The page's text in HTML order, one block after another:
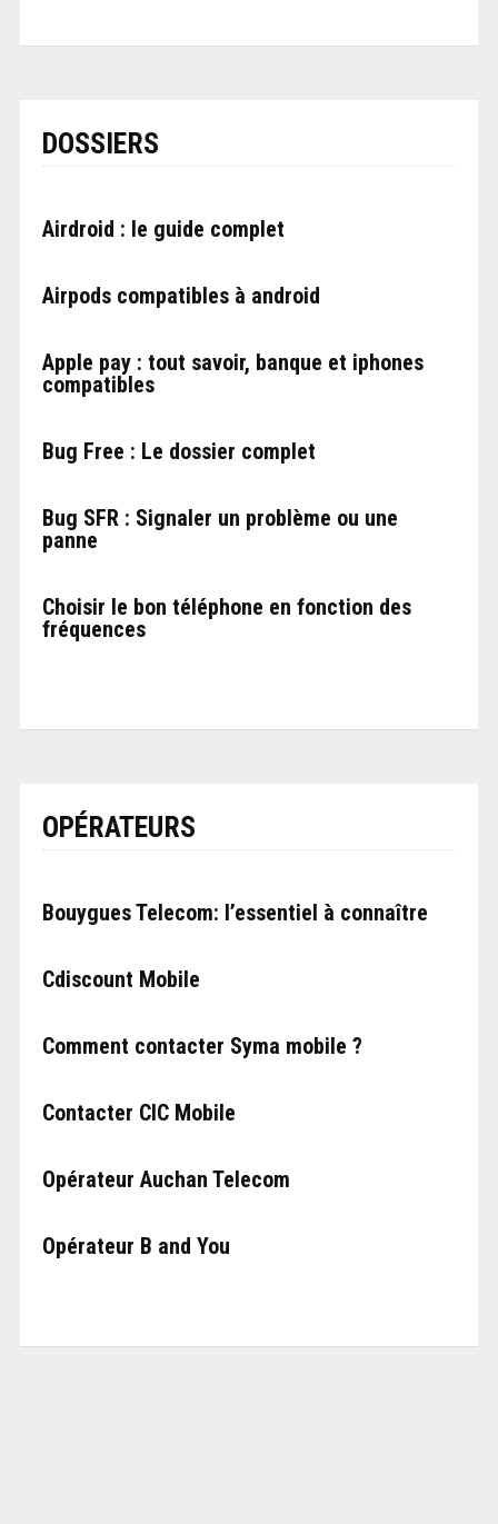
DOSSIERS
Airdroid : le guide complet
Airpods compatibles à android
Apple pay : tout savoir, banque et iphones
compatibles
Bug Free : Le dossier complet
Bug SFR : Signaler un problème ou une
panne
Choisir le bon téléphone en fonction des
fréquences
OPÉRATEURS
Bouygues Telecom: l’essentiel à connaître
Cdiscount Mobile
Comment contacter Syma mobile ?
Contacter CIC Mobile
Opérateur Auchan Telecom
Opérateur B and You